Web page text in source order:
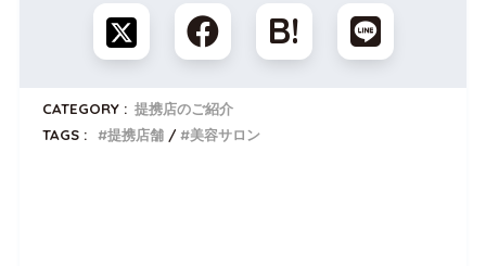
CATEGORY : 提携店のご紹介
TAGS :
提携店舗 美容サロン